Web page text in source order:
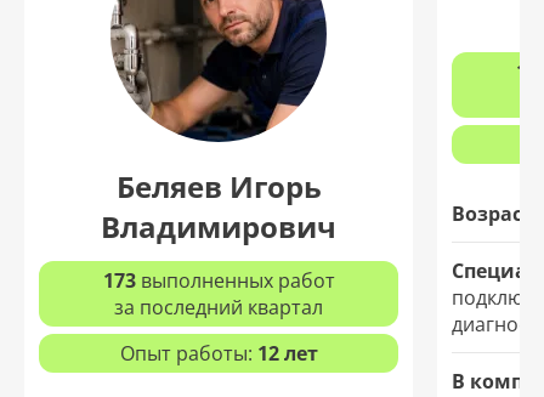
Беляев Игорь
Владимирович
173выполненных работ
за последний квартал
Опыт работы: 12 лет
Возраст:
В